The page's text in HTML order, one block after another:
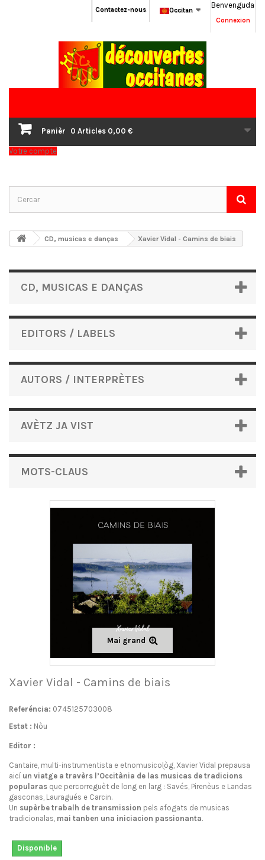
Benvenguda
Connexion
Occitan
Contactez-nous
Panièr 0 Articles 0,00 €
Votre compte
CD, musicas e danças Xavier Vidal - Camins de biais
CD, MUSICAS E DANÇAS
EDITORS / LABELS
AUTORS / INTERPRÈTES
AVÈTZ JA VIST
MOTS-CLAUS
Mai grand
Xavier Vidal - Camins de biais
Referéncia: 0745125703008
Estat : Nòu
Editor :
Cantaire, multi-instrumentista e etnomusicolֳòg, Xavier Vidal prepausa
aicí un viatge a travèrs l’Occitània de las musicas de tradicions
popularas que percorreguèt de long en larg : Savés, Pirenèus e Landas
gasconas, Lauragués e Carcin.
Un supèrbe trabalh de transmission pels afogats de musicas
tradicionalas, mai tanben una iniciacion passionanta.
Disponible